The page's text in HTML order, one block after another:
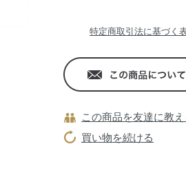
特定商取引法に基づく
この商品を友達に教え
買い物を続ける